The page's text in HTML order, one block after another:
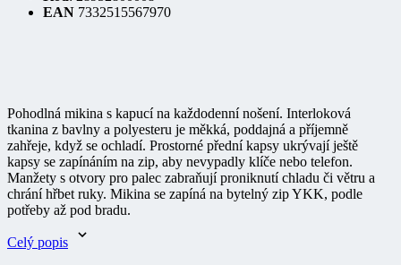
tkanina z bavlny a polyesteru je měkká, poddajná a příjemně
zahřeje, když se ochladí. Prostorné přední kapsy ukrývají ještě
kapsy se zapínáním na zip, aby nevypadly klíče nebo telefon.
Manžety s otvory pro palec zabraňují proniknutí chladu či větru a
chrání hřbet ruky. Mikina se zapíná na bytelný zip YKK, podle
potřeby až pod bradu.
Celý popis
Uvedené zboží je pouze v omezeném množství dostupnost